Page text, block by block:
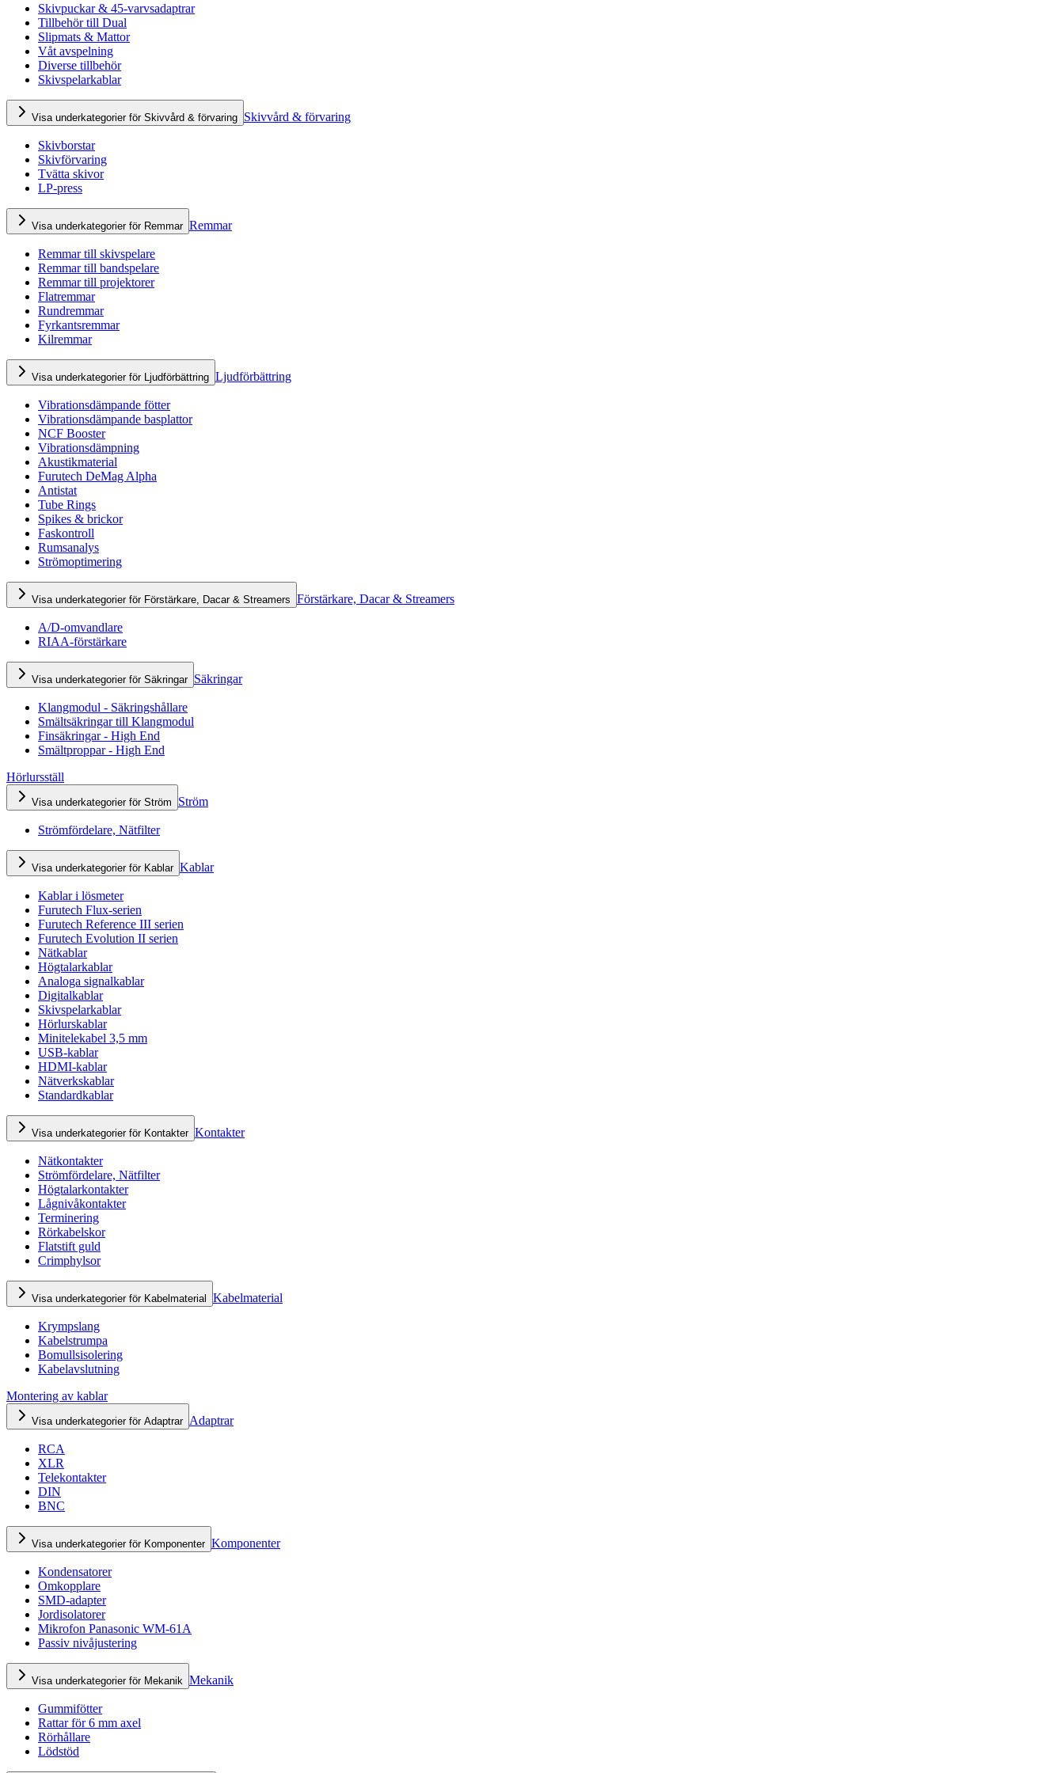
Skivpuckar & 45-varvsadaptrar
Tillbehör till Dual
Slipmats & Mattor
Våt avspelning
Diverse tillbehör
Skivspelarkablar
Visa underkategorier för Skivvård & förvaring Skivvård & förvaring
Skivborstar
Skivförvaring
Tvätta skivor
LP-press
Visa underkategorier för Remmar Remmar
Remmar till skivspelare
Remmar till bandspelare
Remmar till projektorer
Flatremmar
Rundremmar
Fyrkantsremmar
Kilremmar
Visa underkategorier för Ljudförbättring Ljudförbättring
Vibrationsdämpande fötter
Vibrationsdämpande basplattor
NCF Booster
Vibrationsdämpning
Akustikmaterial
Furutech DeMag Alpha
Antistat
Tube Rings
Spikes & brickor
Faskontroll
Rumsanalys
Strömoptimering
Visa underkategorier för Förstärkare, Dacar & Streamers Förstärkare, Dacar & Streamers
A/D-omvandlare
RIAA-förstärkare
Visa underkategorier för Säkringar Säkringar
Klangmodul - Säkringshållare
Smältsäkringar till Klangmodul
Finsäkringar - High End
Smältproppar - High End
Hörlursställ
Visa underkategorier för Ström Ström
Strömfördelare, Nätfilter
Visa underkategorier för Kablar Kablar
Kablar i lösmeter
Furutech Flux-serien
Furutech Reference III serien
Furutech Evolution II serien
Nätkablar
Högtalarkablar
Analoga signalkablar
Digitalkablar
Skivspelarkablar
Hörlurskablar
Minitelekabel 3,5 mm
USB-kablar
HDMI-kablar
Nätverkskablar
Standardkablar
Visa underkategorier för Kontakter Kontakter
Nätkontakter
Strömfördelare, Nätfilter
Högtalarkontakter
Lågnivåkontakter
Terminering
Rörkabelskor
Flatstift guld
Crimphylsor
Visa underkategorier för Kabelmaterial Kabelmaterial
Krympslang
Kabelstrumpa
Bomullsisolering
Kabelavslutning
Montering av kablar
Visa underkategorier för Adaptrar Adaptrar
RCA
XLR
Telekontakter
DIN
BNC
Visa underkategorier för Komponenter Komponenter
Kondensatorer
Omkopplare
SMD-adapter
Jordisolatorer
Mikrofon Panasonic WM-61A
Passiv nivåjustering
Visa underkategorier för Mekanik Mekanik
Gummifötter
Rattar för 6 mm axel
Rörhållare
Lödstöd